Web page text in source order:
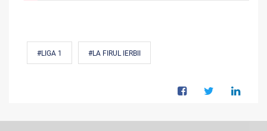
#LIGA 1 #LA FIRUL IERBII